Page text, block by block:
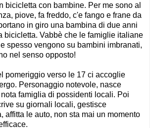
bicicletta con bambine. Per me sono al
piove, fa freddo, c'e fango e frane da
in giro una bambina di due anni
bicicletta. Vabbè che le famiglie italiane
spesso vengono su bambini imbranati,
nel senso opposto!
pomeriggio verso le 17 ci accoglie
Personaggio notevole, nasce
famiglia di possidenti locali. Poi
su giornali locali, gestisce
affitta le auto, non sta mai un momento